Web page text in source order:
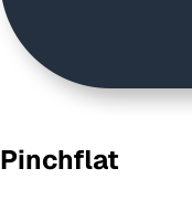
Pinchflat